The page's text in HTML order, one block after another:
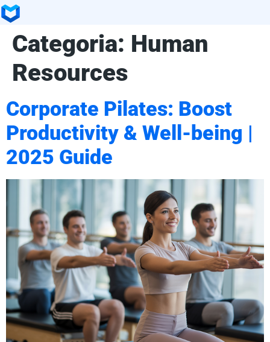
Categoria: Human
Resources
Corporate Pilates: Boost
Productivity & Well-being |
2025 Guide